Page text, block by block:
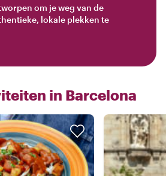
om je weg van de
lokale plekken te
in Barcelona